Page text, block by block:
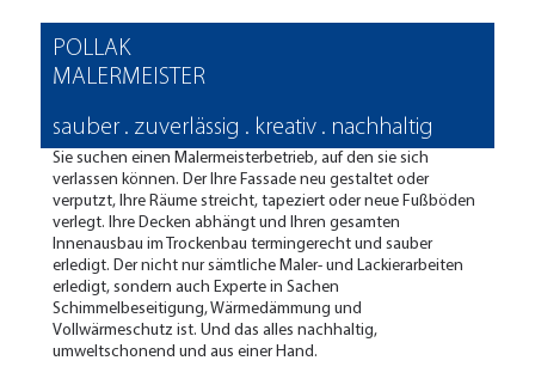
POLLAK
MALERMEISTER
sauber . zuverlässig . kreativ . nachhaltig
Sie suchen einen Malermeisterbetrieb, auf den sie sich
verlassen können. Der Ihre Fassade neu gestaltet oder
verputzt, Ihre Räume streicht, tapeziert oder neue Fußböden
verlegt. Ihre Decken abhängt und Ihren gesamten
Innenausbau im Trockenbau termingerecht und sauber
erledigt. Der nicht nur sämtliche Maler- und Lackierarbeiten
erledigt, sondern auch Experte in Sachen
Schimmelbeseitigung, Wärmedämmung und
Vollwärmeschutz ist. Und das alles nachhaltig,
umweltschonend und aus einer Hand.